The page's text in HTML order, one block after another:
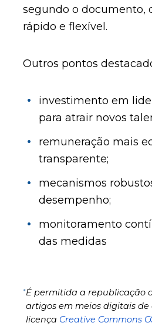
segundo o documento,
rápido e flexível.
Outros pontos
investimento em
para atrair novos
remuneração mais
transparente;
mecanismos
desempenho;
monitoramento
das medidas
*É permitida a republicação
artigos em meios digitais de
licença Creative Commons